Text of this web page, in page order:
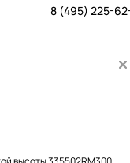
8 (495) 225-